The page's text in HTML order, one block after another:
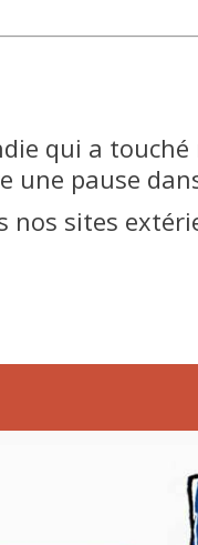
qui a
une pause
nos sites